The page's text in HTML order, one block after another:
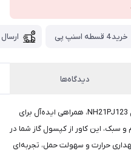
خرید 4 قسطه اسنپ پی
دیدگاه‌ها
کاور کپسول گاز 450 گرمی نیچرهایک مدل NH21PJ123، همراهی ایده‌آل برای
سبک، این کاور از کپسول گاز شما در
حرارت و سهولت حمل، تجربه‌ای